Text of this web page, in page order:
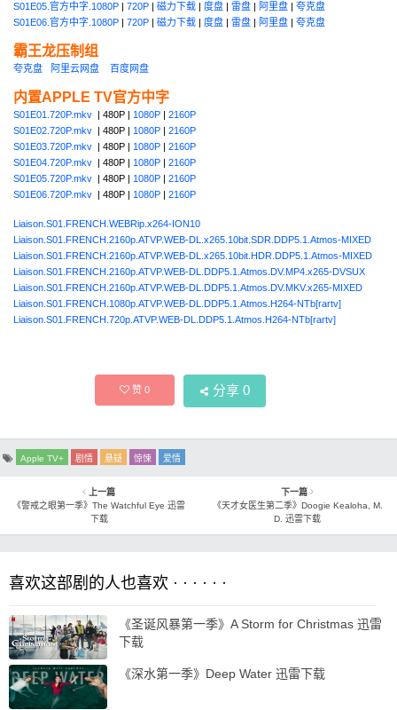
S01E05.官方中字.1080P
720P 磁力下载 度盘 雷盘 阿里盘
夸克盘
S01E06.官方中字.1080P
720P 磁力下载 度盘 雷盘 阿里盘 夸克盘
霸王龙压制组
夸克盘 阿里云网盘 百度网盘
内置APPLE TV官方中字
S01E01.720P.mkv | 480P | 1080P
2160P
S01E02.720P.mkv | 480P | 1080P
2160P
S01E03.720P.mkv | 480P | 1080P
2160P
S01E04.720P.mkv | 480P | 1080P
2160P
S01E05.720P.mkv | 480P | 1080P
2160P
S01E06.720P.mkv | 480P | 1080P 2160P
Liaison.S01.FRENCH.WEBRip.x264-ION10
Liaison.S01.FRENCH.2160p.ATVP.WEB-DL.x265.10bit.SDR.DDP5.1.Atmos-MIXED
Liaison.S01.FRENCH.2160p.ATVP.WEB-DL.x265.10bit.HDR.DDP5.1.Atmos-MIXED
Liaison.S01.FRENCH.2160p.ATVP.WEB-DL.DDP5.1.Atmos.DV.MP4.x265-DVSUX
Liaison.S01.FRENCH.2160p.ATVP.WEB-DL.DDP5.1.Atmos.DV.MKV.x265-MIXED
Liaison.S01.FRENCH.1080p.ATVP.WEB-DL.DDP5.1.Atmos.H264-NTb[rartv]
Liaison.S01.FRENCH.720p.ATVP.WEB-DL.DDP5.1.Atmos.H264-NTb[rartv]
赞0 分享 0
Apple TV+ 剧情 悬疑 惊悚 爱情
上一篇
《警戒之眼第一季》The Watchful Eye 迅雷
下载
下一篇
《天才女医生第二季》Doogie Kealoha, M.
D. 迅雷下载
喜欢这部剧的人也喜欢 · · · · · ·
《圣诞风暴第一季》A Storm for Christmas 迅雷
下载
《深水第一季》Deep Water 迅雷下载